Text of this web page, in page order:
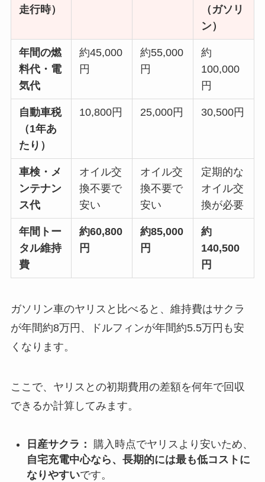
走行時）
（ガソリ
ン）
年間の燃
料代・電
気代
約45,000
円
約55,000
円
約
100,000
円
自動車税
（1年あ
たり）
10,800円 25,000円 30,500円
車検・メ
ンテナン
ス代
オイル交
換不要で
安い
オイル交
換不要で
安い
定期的な
オイル交
換が必要
年間トー
タル維持
費
約60,800
円
約85,000
円
約
140,500
円
ガソリン車のヤリスと比べると、維持費はサクラ
が年間約8万円、ドルフィンが年間約5.5万円も安
くなります。
ここで、ヤリスとの初期費用の差額を何年で回収
できるか計算してみます。
日産サクラ：
購入時点でヤリスより安いため、
自宅充電中心なら、長期的には最も低コストに
なりやすいです。